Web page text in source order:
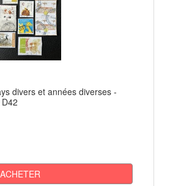
divers et années diverses -
ACHETER